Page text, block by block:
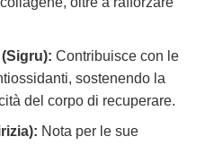
Contribuisce con le
sostenendo la
del corpo di recuperare.
Nota per le sue